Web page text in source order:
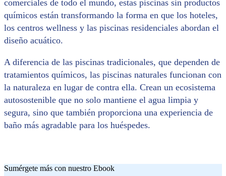
comerciales de todo el mundo, estas piscinas sin productos
químicos están transformando la forma en que los hoteles,
los centros wellness y las piscinas residenciales abordan el
diseño acuático.
A diferencia de las piscinas tradicionales, que dependen de
tratamientos químicos, las piscinas naturales funcionan con
la naturaleza en lugar de contra ella. Crean un ecosistema
autosostenible que no solo mantiene el agua limpia y
segura, sino que también proporciona una experiencia de
baño más agradable para los huéspedes.
Sumérgete más con nuestro Ebook